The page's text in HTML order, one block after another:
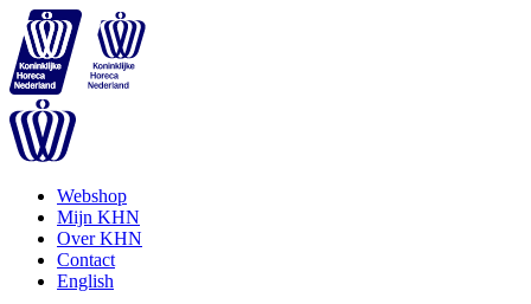
Webshop
Mijn KHN
Over KHN
Contact
English